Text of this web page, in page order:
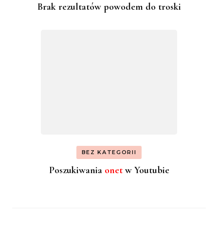
Brak rezultatów powodem do troski
BEZ KATEGORII
Poszukiwania onetw Youtubie